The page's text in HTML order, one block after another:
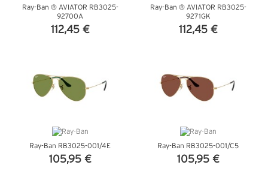
Ray-Ban ® AVIATOR RB3025-
92700A
112,45 €
Ray-Ban ® AVIATOR RB3025-
9271GK
112,45 €
Ray-Ban RB3025-001/4E
105,95 €
Ray-Ban RB3025-001/C5
105,95 €